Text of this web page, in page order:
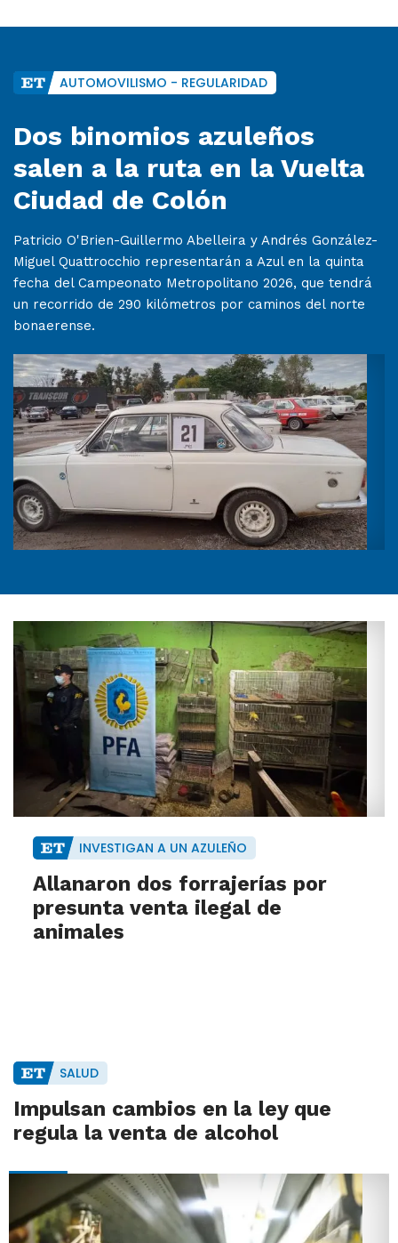
AUTOMOVILISMO - REGULARIDAD
Dos binomios azuleños
salen a la ruta en la Vuelta
Ciudad de Colón
Patricio O'Brien-Guillermo Abelleira y Andrés González-
Miguel Quattrocchio representarán a Azul en la quinta
fecha del Campeonato Metropolitano 2026, que tendrá
un recorrido de 290 kilómetros por caminos del norte
bonaerense.
INVESTIGAN A UN AZULEÑO
Allanaron dos forrajerías por
presunta venta ilegal de
animales
SALUD
Impulsan cambios en la ley que
regula la venta de alcohol